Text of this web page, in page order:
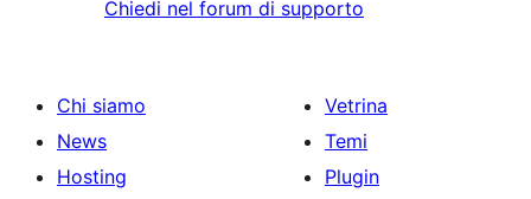
Chiedi nel forum di supporto
Chi siamo
News
Hosting
Vetrina
Temi
Plugin